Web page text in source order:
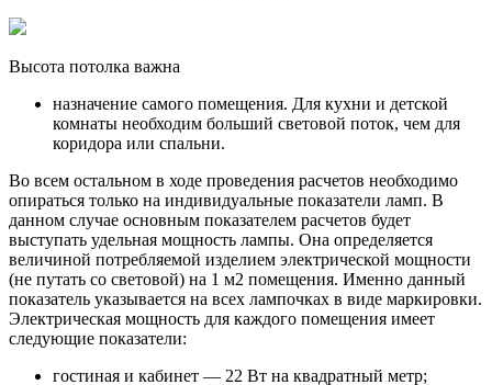
Высота потолка важна
назначение самого помещения. Для кухни и детской
комнаты необходим больший световой поток, чем для
коридора или спальни.
Во всем остальном в ходе проведения расчетов необходимо
опираться только на индивидуальные показатели ламп. В
данном случае основным показателем расчетов будет
выступать удельная мощность лампы. Она определяется
величиной потребляемой изделием электрической мощности
(не путать со световой) на 1 м2 помещения. Именно данный
показатель указывается на всех лампочках в виде маркировки.
Электрическая мощность для каждого помещения имеет
следующие показатели:
гостиная и кабинет — 22 Вт на квадратный метр;